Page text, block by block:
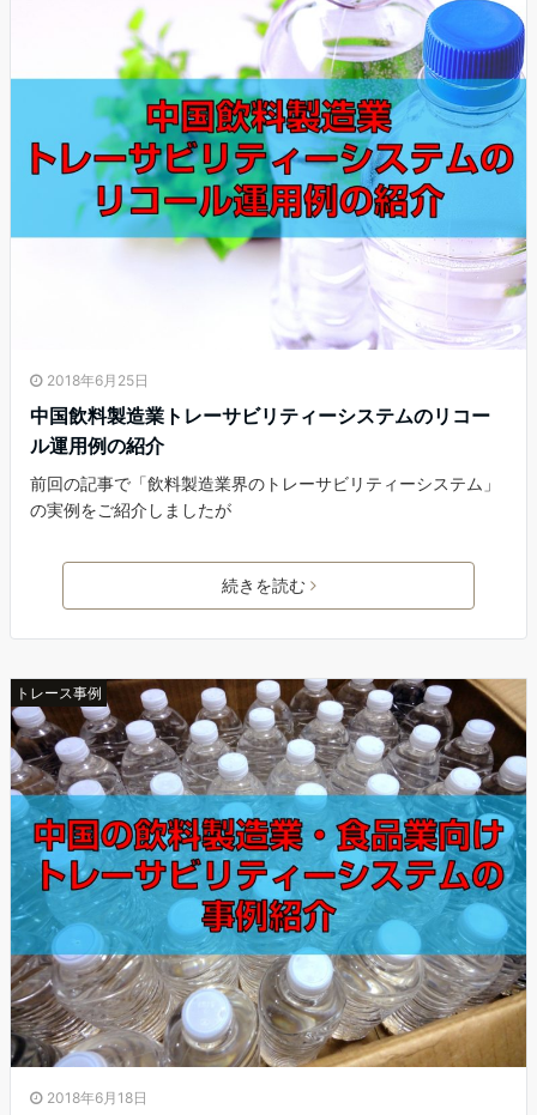
2018年6月25日
中国飲料製造業トレーサビリティーシステムのリコー
ル運用例の紹介
前回の記事で「飲料製造業界のトレーサビリティーシステム」
の実例をご紹介しましたが
続きを読む
トレース事例
2018年6月18日